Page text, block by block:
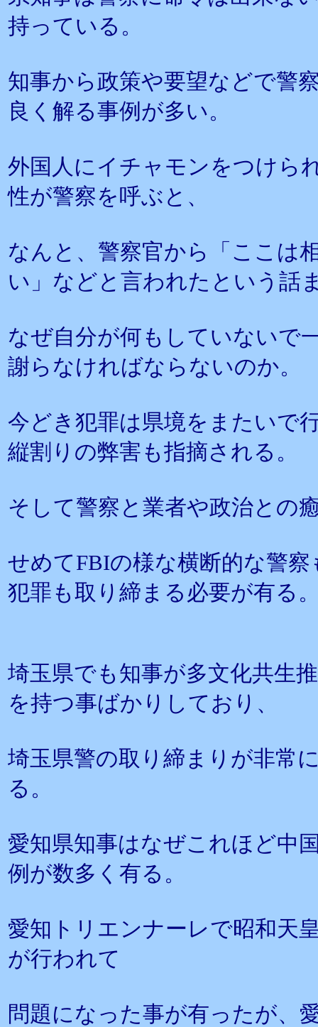
持っている。
知事から政策や要望などで警
良く解る事例が多い。
外国人にイチャモンをつけら
性が警察を呼ぶと、
なんと、警察官から「ここは
い」などと言われたという話
なぜ自分が何もしていないで
謝らなければならないのか。
今どき犯罪は県境をまたいで
縦割りの弊害も指摘される。
そして警察と業者や政治との
せめてFBIの様な横断的な警
犯罪も取り締まる必要が有る
埼玉県でも知事が多文化共生
を持つ事ばかりしており、
埼玉県警の取り締まりが非常
る。
愛知県知事はなぜこれほど中
例が数多く有る。
愛知トリエンナーレで昭和天
が行われて
問題になった事が有ったが、